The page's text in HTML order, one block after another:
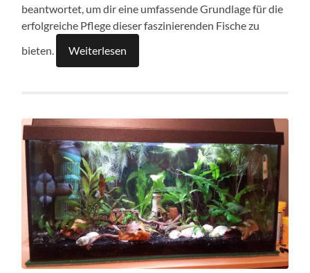
beantwortet, um dir eine umfassende Grundlage für die
erfolgreiche Pflege dieser faszinierenden Fische zu
bieten.
Weiterlesen